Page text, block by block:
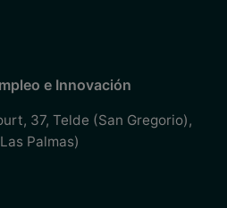
e Innovación
37, Telde (San Gregorio) ,
Palmas)